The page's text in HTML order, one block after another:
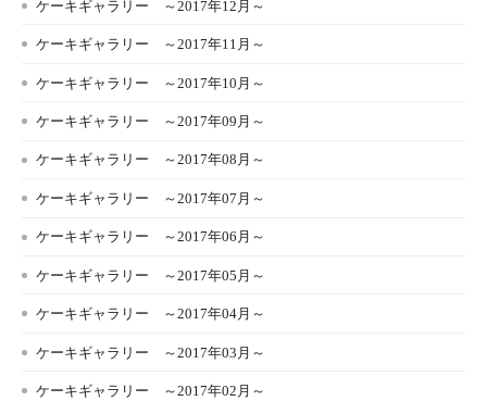
ケーキギャラリー ～2017年12月～
ケーキギャラリー ～2017年11月～
ケーキギャラリー ～2017年10月～
ケーキギャラリー ～2017年09月～
ケーキギャラリー ～2017年08月～
ケーキギャラリー ～2017年07月～
ケーキギャラリー ～2017年06月～
ケーキギャラリー ～2017年05月～
ケーキギャラリー ～2017年04月～
ケーキギャラリー ～2017年03月～
ケーキギャラリー ～2017年02月～